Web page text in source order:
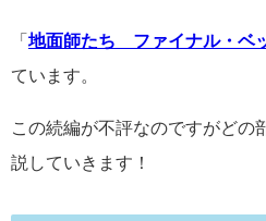
「 地面師たち ファイナル・ベ
ています。
この続編が不評なのですがどの
説していきます！